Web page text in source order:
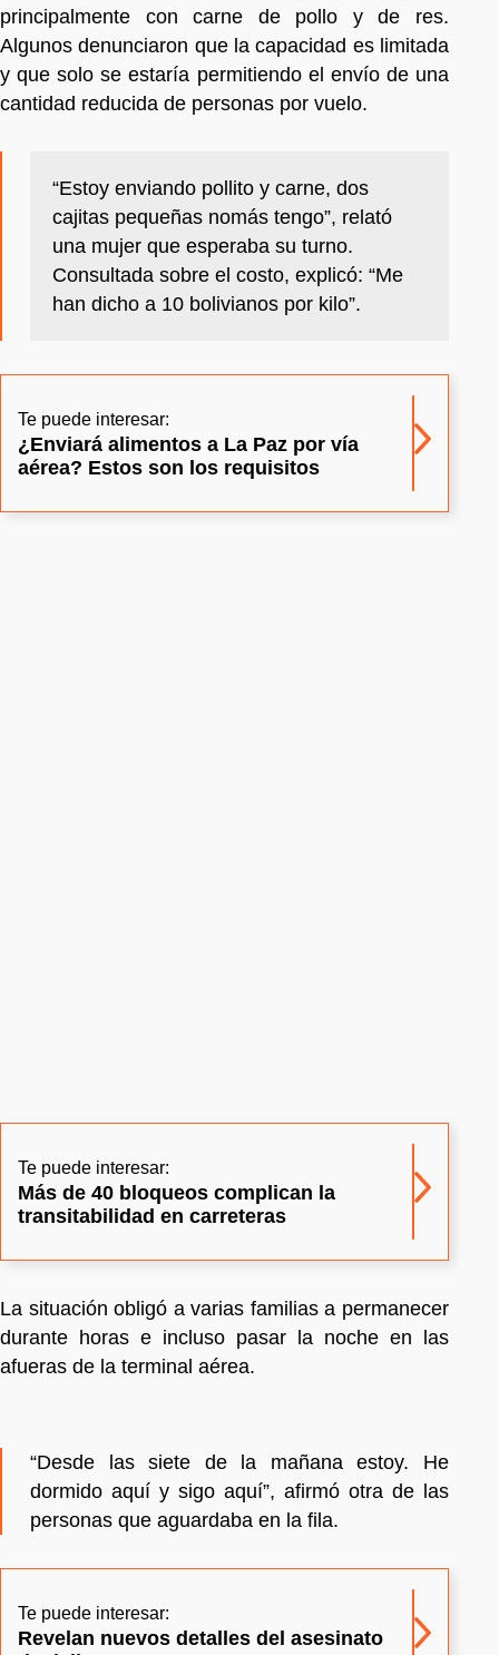
principalmente con carne de pollo y de res.
Algunos denunciaron que la capacidad es limitada
y que solo se estaría permitiendo el envío de una
cantidad reducida de personas por vuelo.
“Estoy enviando pollito y carne, dos
cajitas pequeñas nomás tengo”, relató
una mujer que esperaba su turno.
Consultada sobre el costo, explicó: “Me
han dicho a 10 bolivianos por kilo”.
Te puede interesar:
¿Enviará alimentos a La Paz por vía
aérea? Estos son los requisitos
Te puede interesar:
Más de 40 bloqueos complican la
transitabilidad en carreteras
La situación obligó a varias familias a permanecer
durante horas e incluso pasar la noche en las
afueras de la terminal aérea.
“Desde las siete de la mañana estoy. He
dormido aquí y sigo aquí”, afirmó otra de las
personas que aguardaba en la fila.
Te puede interesar:
Revelan nuevos detalles del asesinato